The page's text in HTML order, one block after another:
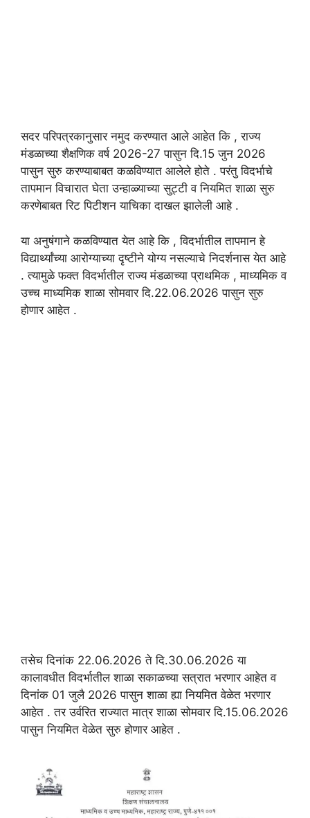
सदर परिपत्रकानुसार नमुद करण्यात आले आहेत ‍कि , राज्य
मंडळाच्या शैक्षणिक वर्ष 2026-27 पासुन दि.15 जुन 2026
पासुन सुरु करण्याबाबत कळविण्यात आलेले होते . परंतु विदर्भाचे
तापमान विचारात घेता उन्हाळ्याच्या सुट्टी व नियमित शाळा सुरु
करणेबाबत रिट पिटीशन याचिका दाखल झालेली आहे .
या अनुषंगाने कळविण्यात येत आहे ‍कि , विदर्भातील तापमान हे
विद्यार्थ्यांच्या आरोग्याच्या दृष्टीने योग्य नसल्याचे निदर्शनास येत आहे
. त्यामुळे फक्त विदर्भातील राज्य मंडळाच्या प्राथमिक , माध्यमिक व
उच्च माध्यमिक शाळा सोमवार दि.22.06.2026 पासुन सुरु
होणार आहेत .
तसेच दिनांक 22.06.2026 ते दि.30.06.2026 या
कालावधीत विदर्भातील शाळा सकाळच्या सत्रात भरणार आहेत व
दिनांक 01 जुलै 2026 पासुन शाळा ह्या नियमित वेळेत भरणार
आहेत . तर उर्वरित राज्यात मात्र शाळा सोमवार दि.15.06.2026
पासुन नियमित वेळेत सुरु होणार आहेत .